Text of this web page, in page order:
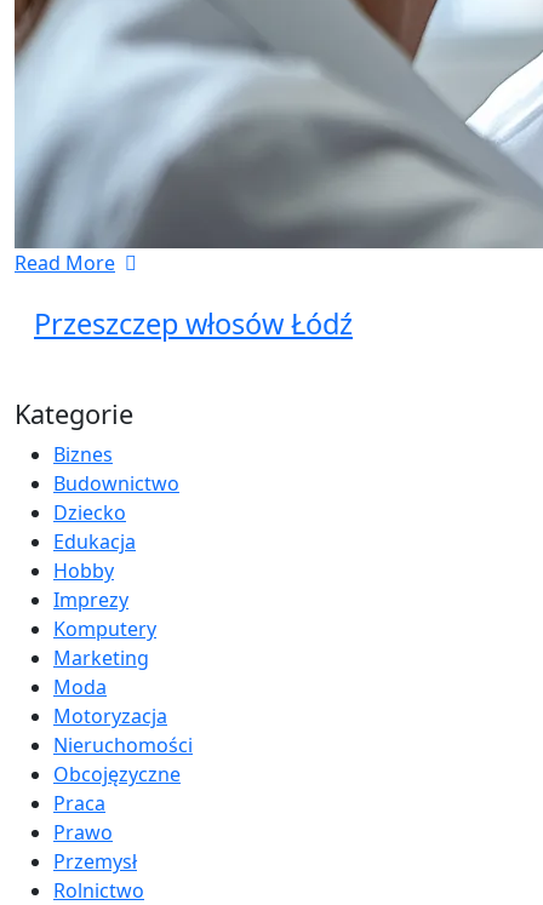
Read More
Przeszczep włosów Łódź
Kategorie
Biznes
Budownictwo
Dziecko
Edukacja
Hobby
Imprezy
Komputery
Marketing
Moda
Motoryzacja
Nieruchomości
Obcojęzyczne
Praca
Prawo
Przemysł
Rolnictwo